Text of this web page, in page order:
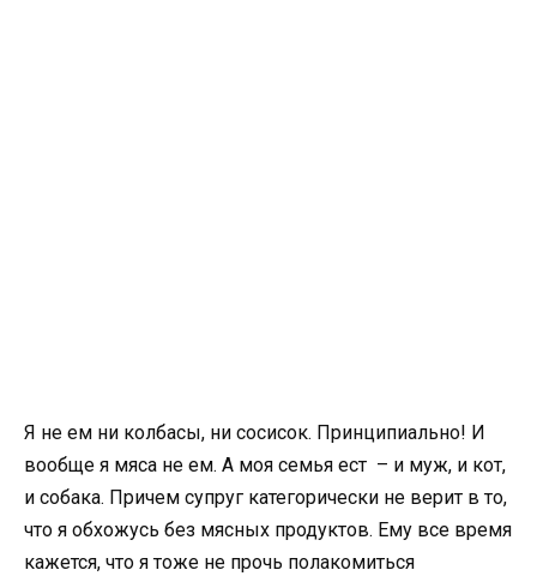
Я не ем ни колбасы, ни сосисок. Принципиально! И
вообще я мяса не ем. А моя семья ест – и муж, и кот,
и собака. Причем супруг категорически не верит в то,
что я обхожусь без мясных продуктов. Ему все время
кажется, что я тоже не прочь полакомиться